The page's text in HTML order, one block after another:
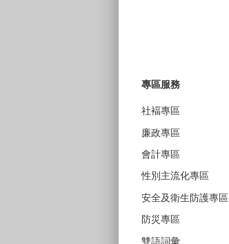
專區服務
社褔專區
廉政專區
會計專區
性別主流化專區
安全及衛生防護專區
防災專區
雙語詞彙